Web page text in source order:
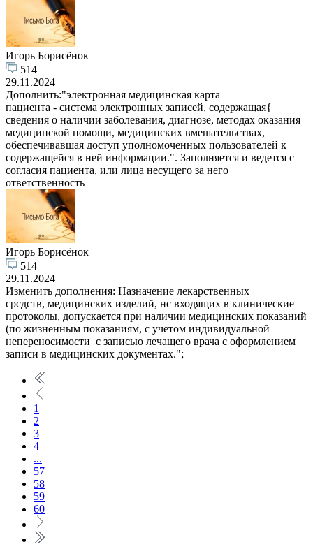
Игорь Борисёнок
514
29.11.2024
Дополнить:"электронная медицинская карта
пациента - система электронных записей, содержащая{
сведения о наличии заболевания, диагнозе, методах оказания
медицинской помощи, медицинских вмешательствах,
обеспечивавшая доступ уполномоченных пользователей к
содержащейся в ней информации.". Заполняется и ведется с
согласия пациента, или лица несущего за него
ответственность
Игорь Борисёнок
514
29.11.2024
Изменить дополнения: Назначение лекарственных
срсдств, медицинских изделий, нс входящих в клинические
протоколы, допускается при наличии медицинских показаний
(по жизненным показаниям, с учетом индивидуальной
непереносимости с записью лечащего врача с оформлением
записи в медицинских документах.";
1
2
3
4
...
57
58
59
60